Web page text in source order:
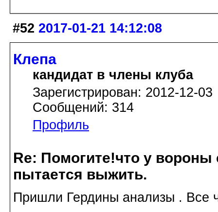
#52 2017-01-21 14:12:08
Клепа
кандидат в члены клуба
Зарегистрирован: 2012-12-03
Сообщений: 314
Профиль
Re: Помогите!что у
пытается выжить.
Пришли Гердины анализы . Все